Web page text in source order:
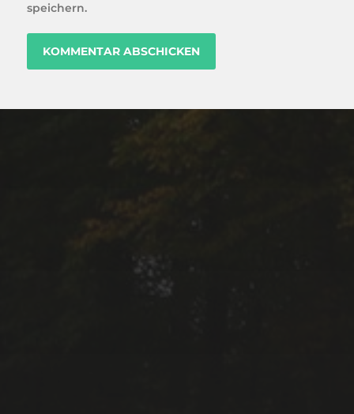
speichern.